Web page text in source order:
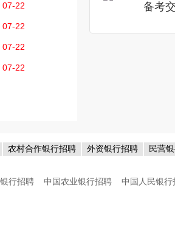
07-22
07-22
07-22
07-22
备考
农村合作银行招聘 外资银行招聘 民营
行招聘 中国农业银行招聘 中国人民银行